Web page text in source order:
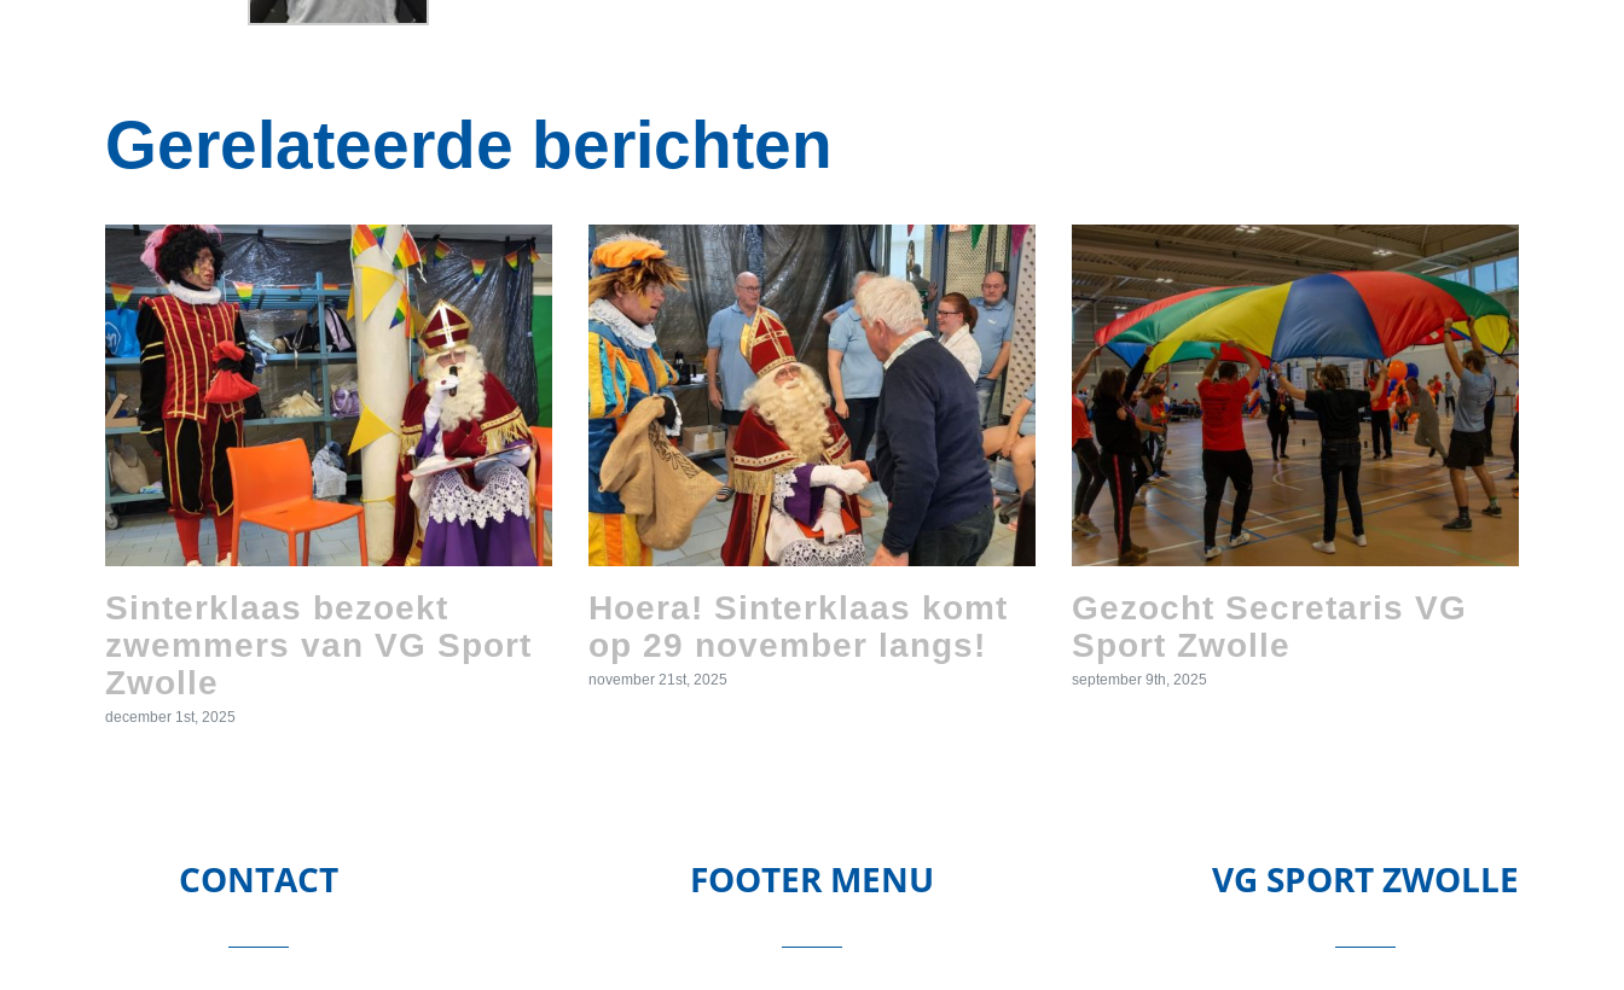
Gerelateerde berichten
Sinterklaas bezoekt
zwemmers van VG Sport
Zwolle
december 1st, 2025
Hoera! Sinterklaas komt
op 29 november langs!
november 21st, 2025
Gezocht Secretaris VG
Sport Zwolle
september 9th, 2025
CONTACT FOOTER MENU VG SPORT ZWOLLE